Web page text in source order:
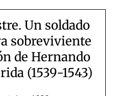
Un soldado
sobreviviente
de Hernando
(1539-1543)